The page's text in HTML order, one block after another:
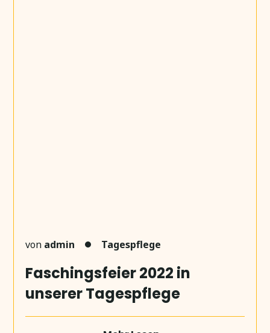
Faschingsfeier 2022 in
unserer Tagespflege
von admin Tagespflege